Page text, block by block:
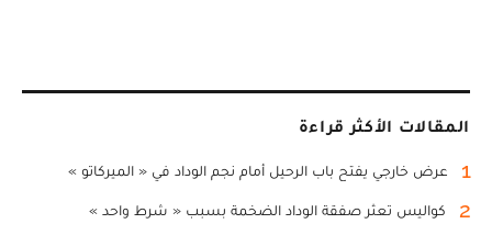
المقالات الأكثر قراءة
1 عرض خارجي يفتح باب الرحيل أمام نجم الوداد في « الميركاتو »
2 كواليس تعثر صفقة الوداد الضخمة بسبب « شرط واحد »